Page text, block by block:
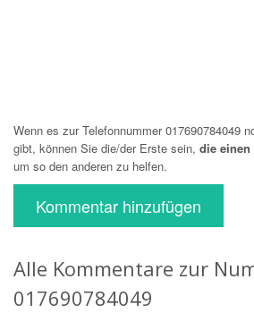
Wenn es zur Telefonnummer 017690784049
gibt, können Sie die/der Erste sein, die
um so den anderen zu helfen.
Kommentar hinzufügen
Alle Kommentare zur
017690784049